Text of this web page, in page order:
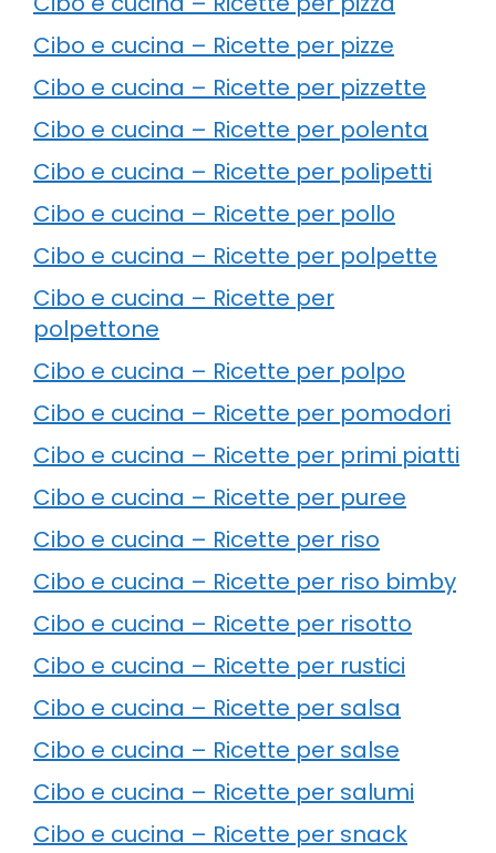
Cibo e cucina – Ricette per pizze
Cibo e cucina – Ricette per pizzette
Cibo e cucina – Ricette per polenta
Cibo e cucina – Ricette per polipetti
Cibo e cucina – Ricette per pollo
Cibo e cucina – Ricette per polpette
Cibo e cucina – Ricette per
polpettone
Cibo e cucina – Ricette per polpo
Cibo e cucina – Ricette per pomodori
Cibo e cucina – Ricette per primi piatti
Cibo e cucina – Ricette per puree
Cibo e cucina – Ricette per riso
Cibo e cucina – Ricette per riso bimby
Cibo e cucina – Ricette per risotto
Cibo e cucina – Ricette per rustici
Cibo e cucina – Ricette per salsa
Cibo e cucina – Ricette per salse
Cibo e cucina – Ricette per salumi
Cibo e cucina – Ricette per snack